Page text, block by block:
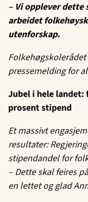
– Vi opplever dette
arbeidet
utenforskap.
pressemelding for
Jubel i hele landet:
prosent stipend
Et massivt
resultater:
stipendandel for
– Dette skal feires
en lettet og glad